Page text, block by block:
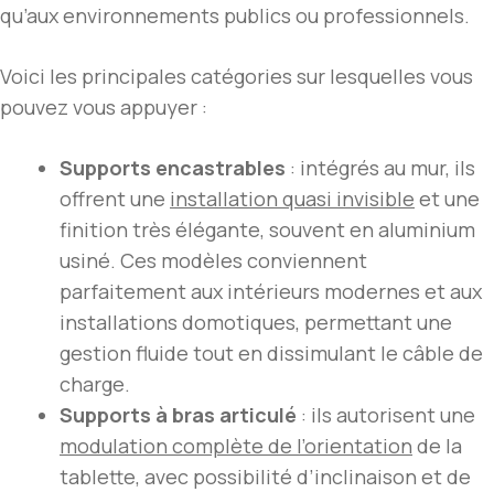
qu’aux environnements publics ou professionnels.
Voici les principales catégories sur lesquelles vous
pouvez vous appuyer :
Supports encastrables : intégrés au mur, ils
offrent une installation quasi invisible et une
finition très élégante, souvent en aluminium
usiné. Ces modèles conviennent
parfaitement aux intérieurs modernes et aux
installations domotiques, permettant une
gestion fluide tout en dissimulant le câble de
charge.
Supports à bras articulé : ils autorisent une
modulation complète de l’orientation de la
tablette, avec possibilité d’inclinaison et de